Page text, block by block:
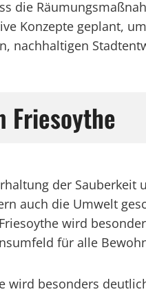
die
Konzepte geplant,
nachhaltigen
Friesoythe
der Sauberkeit
auch die Umwelt
wird
für alle
wird besonders